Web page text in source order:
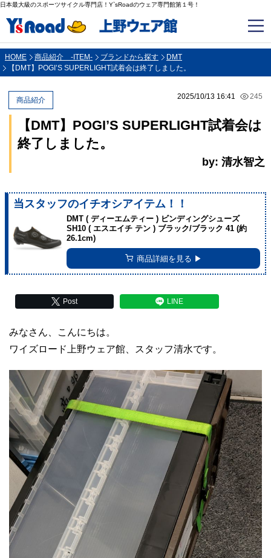
日本最大級のスポーツサイクル専門店！Y`sRoadのウェア専門館第１号！
HOME 商品紹介 -ITEM- ブランドから探す
DMT
【DMT】POGI’S SUPERLIGHT試着会は終了しました。
2025/10/13 16:41 245
商品紹介
【DMT】POGI’S SUPERLIGHT試着会は
終了しました。
by: 清水智之
当スタッフのイチオシアイテム！！
DMT ( ディーエムティー ) ビンディングシューズ
SH10 ( エスエイチ テン ) ブラック/ブラック 41 (約
26.1cm)
商品詳細を見る ▶︎
Post LINE
みなさん、こんにちは。
ワイズロード上野ウェア館、スタッフ清水です。